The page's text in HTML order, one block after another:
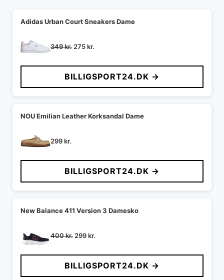
Adidas Urban Court Sneakers Dame
349kr. Den
pris
var:
349 kr..
275kr.
pris
er:
275 kr..
BILLIGSPORT24.DK →
NOU Emilian Leather Korksandal Dame
299kr.
BILLIGSPORT24.DK →
New Balance 411 Version 3 Damesko
400kr. Den
pris
var:
400 kr..
299kr.
pris
er:
299 kr..
BILLIGSPORT24.DK →